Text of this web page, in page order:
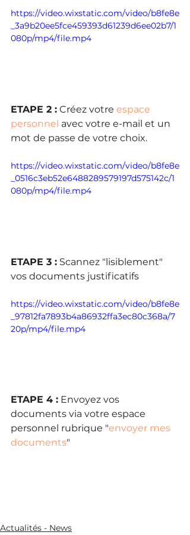
https://video.wixstatic.com/video/b8fe8e
_3a9b20ee5fce459393d61239d6ee02b7/1
080p/mp4/file.mp4
ETAPE 2 : Créez votre espace
personnel avec votre e-mail et un
mot de passe de votre choix.
https://video.wixstatic.com/video/b8fe8e
_0516c3eb52e6488289579197d575142c/1
080p/mp4/file.mp4
ETAPE 3 : Scannez "lisiblement"
vos documents justificatifs
https://video.wixstatic.com/video/b8fe8e
_97812fa7893b4a86932ffa3ec80c368a/7
20p/mp4/file.mp4
ETAPE 4 : Envoyez vos
documents via votre espace
personnel rubrique "envoyer mes
documents"
Actualités - News